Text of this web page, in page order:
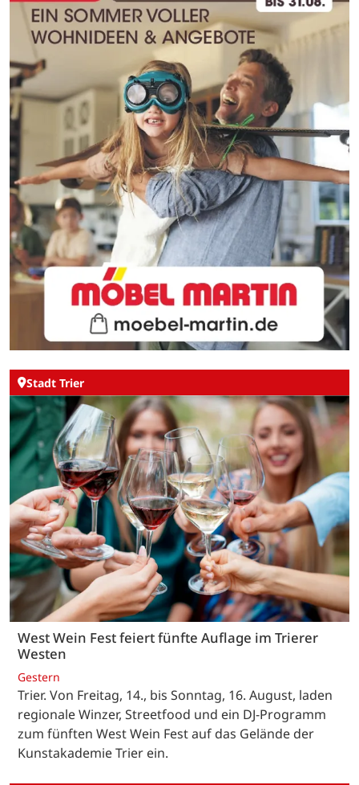
Stadt Trier
West Wein Fest feiert fünfte Auflage im Trierer
Westen
Gestern
Trier. Von Freitag, 14., bis Sonntag, 16. August, laden
regionale Winzer, Streetfood und ein DJ-Programm
zum fünften West Wein Fest auf das Gelände der
Kunstakademie Trier ein.